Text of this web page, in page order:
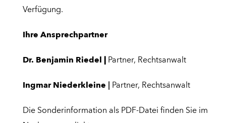
Verfügung.
Ihre Ansprechpartner
Dr. Benjamin Riedel Partner, Rechtsanwalt
Ingmar Niederkleine Partner, Rechtsanwalt
Die Sonderinformation als PDF-Datei finden Sie im